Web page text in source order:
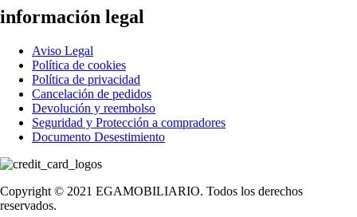
información legal
Aviso Legal
Política de cookies
Política de privacidad
Cancelación de pedidos
Devolución y reembolso
Seguridad y Protección a compradores
Documento Desestimiento
Copyright © 2021 EGAMOBILIARIO. Todos los derechos
reservados.